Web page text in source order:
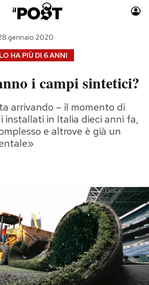
Auto
Moda
Consumismi
Storie/Idee
Mondiali calcio 2026
HA PIÙ DI 6 ANNI
gennaio 2020
i campi sintetici?
arrivando – il momento di
installati in Italia dieci anni fa,
e altrove è già un